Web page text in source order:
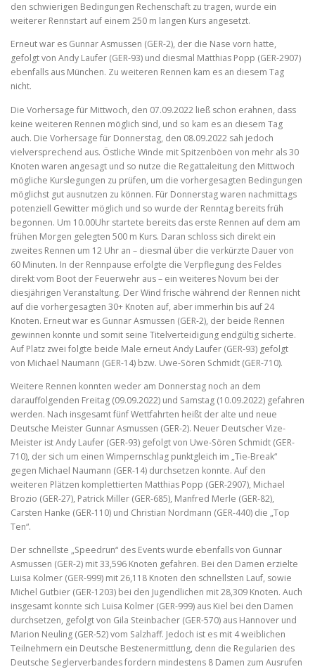
den schwierigen Bedingungen Rechenschaft zu tragen, wurde ein
weiterer Rennstart auf einem 250 m langen Kurs angesetzt.
Erneut war es Gunnar Asmussen (GER-2), der die Nase vorn hatte,
gefolgt von Andy Laufer (GER-93) und diesmal Matthias Popp (GER-2907)
ebenfalls aus München. Zu weiteren Rennen kam es an diesem Tag
nicht.
Die Vorhersage für Mittwoch, den 07.09.2022 ließ schon erahnen, dass
keine weiteren Rennen möglich sind, und so kam es an diesem Tag
auch. Die Vorhersage für Donnerstag, den 08.09.2022 sah jedoch
vielversprechend aus. Östliche Winde mit Spitzenböen von mehr als 30
Knoten waren angesagt und so nutze die Regattaleitung den Mittwoch
mögliche Kurslegungen zu prüfen, um die vorhergesagten Bedingungen
möglichst gut ausnutzen zu können. Für Donnerstag waren nachmittags
potenziell Gewitter möglich und so wurde der Renntag bereits früh
begonnen. Um 10.00Uhr startete bereits das erste Rennen auf dem am
frühen Morgen gelegten 500 m Kurs. Daran schloss sich direkt ein
zweites Rennen um 12 Uhr an – diesmal über die verkürzte Dauer von
60 Minuten. In der Rennpause erfolgte die Verpflegung des Feldes
direkt vom Boot der Feuerwehr aus – ein weiteres Novum bei der
diesjährigen Veranstaltung. Der Wind frische während der Rennen nicht
auf die vorhergesagten 30+ Knoten auf, aber immerhin bis auf 24
Knoten. Erneut war es Gunnar Asmussen (GER-2), der beide Rennen
gewinnen konnte und somit seine Titelverteidigung endgültig sicherte.
Auf Platz zwei folgte beide Male erneut Andy Laufer (GER-93) gefolgt
von Michael Naumann (GER-14) bzw. Uwe-Sören Schmidt (GER-710).
Weitere Rennen konnten weder am Donnerstag noch an dem
darauffolgenden Freitag (09.09.2022) und Samstag (10.09.2022) gefahren
werden. Nach insgesamt fünf Wettfahrten heißt der alte und neue
Deutsche Meister Gunnar Asmussen (GER-2). Neuer Deutscher Vize-
Meister ist Andy Laufer (GER-93) gefolgt von Uwe-Sören Schmidt (GER-
710), der sich um einen Wimpernschlag punktgleich im „Tie-Break“
gegen Michael Naumann (GER-14) durchsetzen konnte. Auf den
weiteren Plätzen komplettierten Matthias Popp (GER-2907), Michael
Brozio (GER-27), Patrick Miller (GER-685), Manfred Merle (GER-82),
Carsten Hanke (GER-110) und Christian Nordmann (GER-440) die „Top
Ten“.
Der schnellste „Speedrun“ des Events wurde ebenfalls von Gunnar
Asmussen (GER-2) mit 33,596 Knoten gefahren. Bei den Damen erzielte
Luisa Kolmer (GER-999) mit 26,118 Knoten den schnellsten Lauf, sowie
Michel Gutbier (GER-1203) bei den Jugendlichen mit 28,309 Knoten. Auch
insgesamt konnte sich Luisa Kolmer (GER-999) aus Kiel bei den Damen
durchsetzen, gefolgt von Gila Steinbacher (GER-570) aus Hannover und
Marion Neuling (GER-52) vom Salzhaff. Jedoch ist es mit 4 weiblichen
Teilnehmern ein Deutsche Bestenermittlung, denn die Regularien des
Deutsche Seglerverbandes fordern mindestens 8 Damen zum Ausrufen